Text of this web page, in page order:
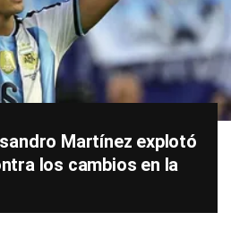
Martínez explotó
los cambios en la